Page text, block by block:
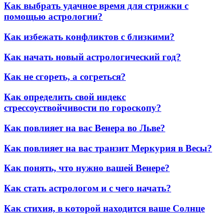
Как выбрать удачное время для стрижки с
помощью астрологии?
Как избежать конфликтов с близкими?
Как начать новый астрологический год?
Как не сгореть, а согреться?
Как определить свой индекс
стрессоуствойчивости по гороскопу?
Как повлияет на вас Венера во Льве?
Как повлияет на вас транзит Меркурия в Весы?
Как понять, что нужно вашей Венере?
Как стать астрологом и с чего начать?
Как стихия, в которой находится ваше Солнце